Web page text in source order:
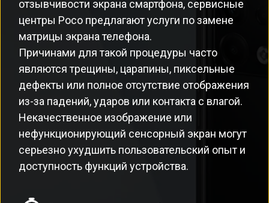
отзывчивости экрана смартфона, сервисные
центры Poco предлагают услуги по замене
матрицы экрана телефона.
Причинами для такой процедуры часто
являются трещины, царапины, пиксельные
дефекты или полное отсутствие отображения
из-за падений, ударов или контакта с влагой.
Некачественное изображение или
нефункционирующий сенсорный экран могут
серьезно ухудшить пользовательский опыт и
доступность функций устройства.